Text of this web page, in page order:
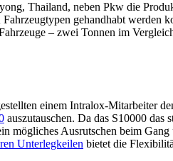
Thailand, neben Pkw die
gehandhabt
– zwei Tonnen im
einem Intralox-Mitarbeiter
auszutauschen. Da das S10000
mögliches Ausrutschen beim
Unterlegkeilen bietet die